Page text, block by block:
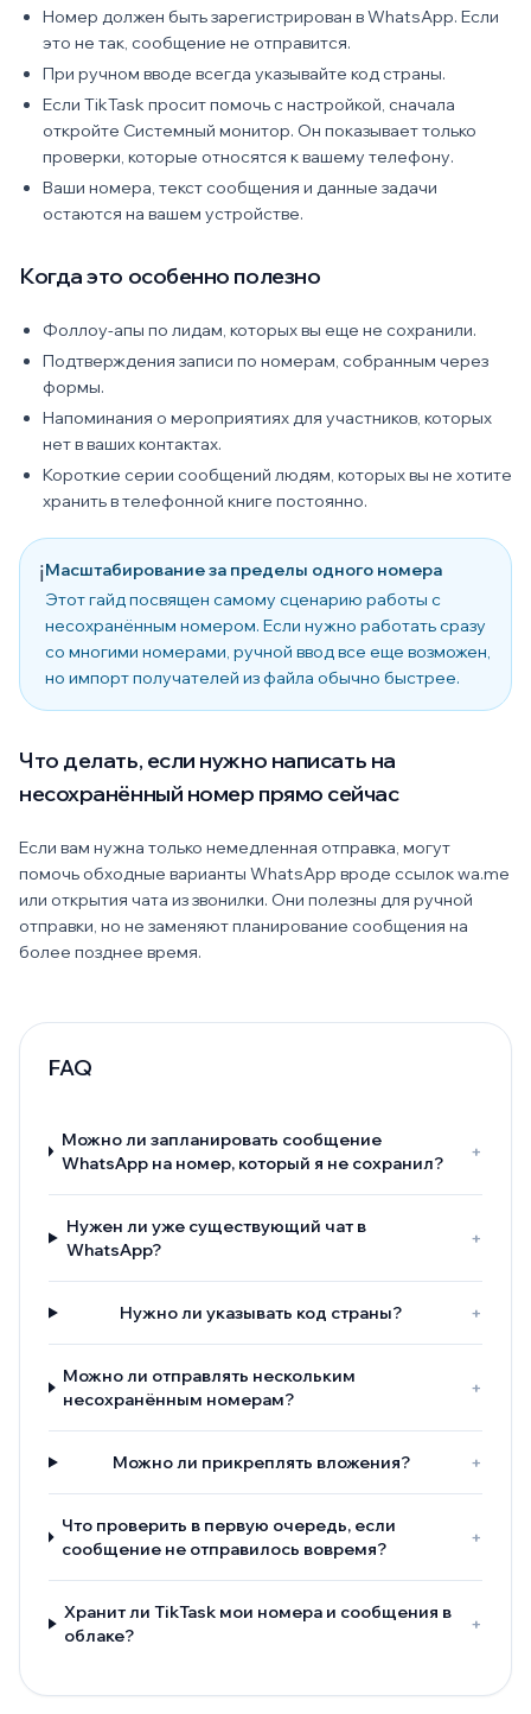
Номер должен быть зарегистрирован в WhatsApp. Если
это не так, сообщение не отправится.
При ручном вводе всегда указывайте код страны.
Если TikTask просит помочь с настройкой, сначала
откройте Системный монитор. Он показывает только
проверки, которые относятся к вашему телефону.
Ваши номера, текст сообщения и данные задачи
остаются на вашем устройстве.
Когда это особенно полезно
Фоллоу-апы по лидам, которых вы еще не сохранили.
Подтверждения записи по номерам, собранным через
формы.
Напоминания о мероприятиях для участников, которых
нет в ваших контактах.
Короткие серии сообщений людям, которых вы не хотите
хранить в телефонной книге постоянно.
ℹ️Масштабирование за пределы одного номера
Этот гайд посвящен самому сценарию работы с
несохранённым номером. Если нужно работать сразу
со многими номерами, ручной ввод все еще возможен,
но импорт получателей из файла обычно быстрее.
Что делать, если нужно написать на
несохранённый номер прямо сейчас
Если вам нужна только немедленная отправка, могут
помочь обходные варианты WhatsApp вроде ссылок wa.me
или открытия чата из звонилки. Они полезны для ручной
отправки, но не заменяют планирование сообщения на
более позднее время.
FAQ
Можно ли запланировать сообщение
WhatsApp на номер, который я не сохранил?
+
Нужен ли уже существующий чат в
WhatsApp?
+
Нужно ли указывать код страны? +
Можно ли отправлять нескольким
несохранённым номерам?
+
Можно ли прикреплять вложения? +
Что проверить в первую очередь, если
сообщение не отправилось вовремя?
+
Хранит ли TikTask мои номера и сообщения в
облаке?
+